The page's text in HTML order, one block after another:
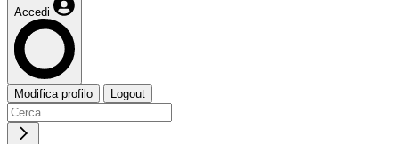
Accedi
Modifica profilo Logout